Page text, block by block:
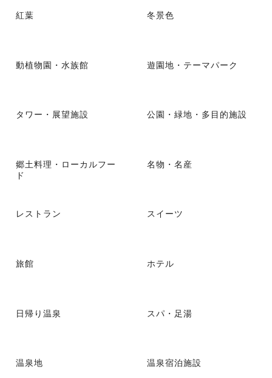
紅葉 冬景色
動植物園・水族館 遊園地・テーマパーク
タワー・展望施設 公園・緑地・多目的施設
郷土料理・ローカルフー
ド
名物・名産
レストラン スイーツ
旅館 ホテル
日帰り温泉 スパ・足湯
温泉地 温泉宿泊施設